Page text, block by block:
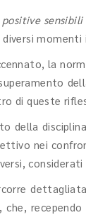
la
di queste
della
nei
, che,